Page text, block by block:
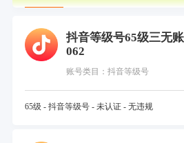
抖音等级号65级三无
062
账号类目：抖音等级号
65级 - 抖音等级号 - 未认证 - 无违规